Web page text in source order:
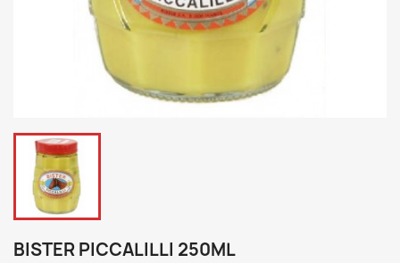
BISTER PICCALILLI 250ML